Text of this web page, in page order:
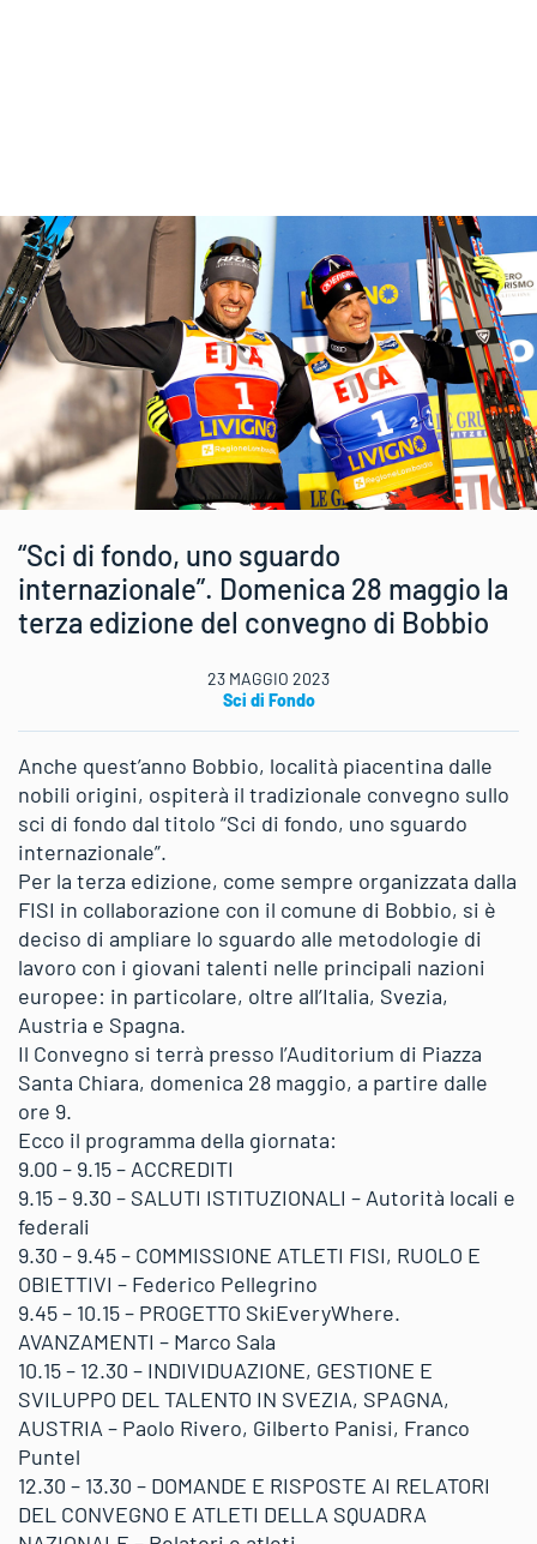
“Sci di fondo, uno sguardo
internazionale”. Domenica 28 maggio la
terza edizione del convegno di Bobbio
23 MAGGIO 2023
Sci di Fondo
Anche quest’anno Bobbio, località piacentina dalle
nobili origini, ospiterà il tradizionale convegno sullo
sci di fondo dal titolo “Sci di fondo, uno sguardo
internazionale”.
Per la terza edizione, come sempre organizzata dalla
FISI in collaborazione con il comune di Bobbio, si è
deciso di ampliare lo sguardo alle metodologie di
lavoro con i giovani talenti nelle principali nazioni
europee: in particolare, oltre all’Italia, Svezia,
Austria e Spagna.
Il Convegno si terrà presso l’Auditorium di Piazza
Santa Chiara, domenica 28 maggio, a partire dalle
ore 9.
Ecco il programma della giornata:
9.00 – 9.15 – ACCREDITI
9.15 – 9.30 – SALUTI ISTITUZIONALI – Autorità locali e
federali
9.30 – 9.45 – COMMISSIONE ATLETI FISI, RUOLO E
OBIETTIVI – Federico Pellegrino
9.45 – 10.15 – PROGETTO SkiEveryWhere.
AVANZAMENTI – Marco Sala
10.15 – 12.30 – INDIVIDUAZIONE, GESTIONE E
SVILUPPO DEL TALENTO IN SVEZIA, SPAGNA,
AUSTRIA – Paolo Rivero, Gilberto Panisi, Franco
Puntel
12.30 – 13.30 – DOMANDE E RISPOSTE AI RELATORI
DEL CONVEGNO E ATLETI DELLA SQUADRA